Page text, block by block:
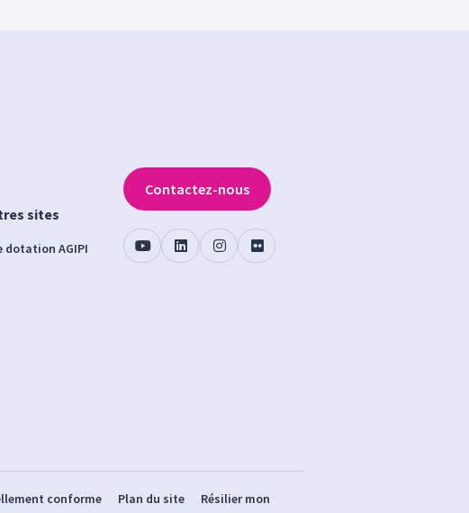
sites
dotation AGIPI
Contactez-nous
conforme Plan du site Résilier mon